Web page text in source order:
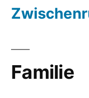
Familie